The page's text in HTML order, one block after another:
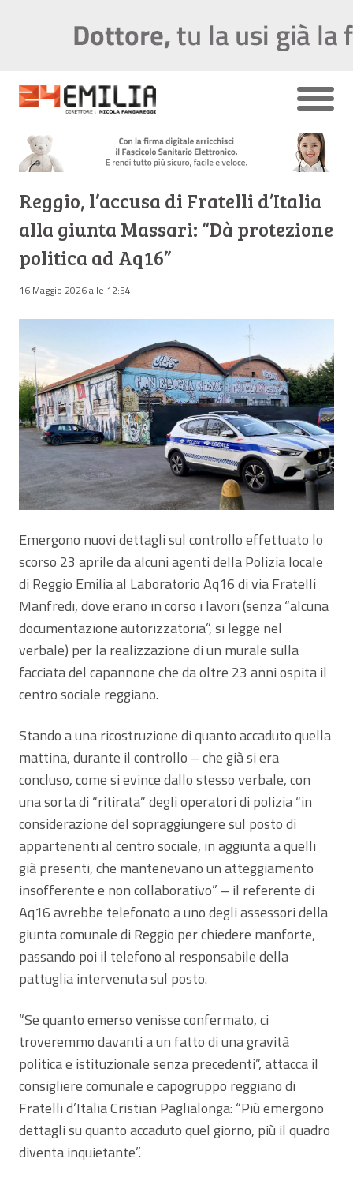
Reggio, l’accusa di Fratelli d’Italia
alla giunta Massari: “Dà protezione
politica ad Aq16”
16 Maggio 2026 alle 12:54
Emergono nuovi dettagli sul controllo effettuato lo
scorso 23 aprile da alcuni agenti della Polizia locale
di Reggio Emilia al Laboratorio Aq16 di via Fratelli
Manfredi, dove erano in corso i lavori (senza “alcuna
documentazione autorizzatoria”, si legge nel
verbale) per la realizzazione di un murale sulla
facciata del capannone che da oltre 23 anni ospita il
centro sociale reggiano.
Stando a una ricostruzione di quanto accaduto quella
mattina, durante il controllo – che già si era
concluso, come si evince dallo stesso verbale, con
una sorta di “ritirata” degli operatori di polizia “in
considerazione del sopraggiungere sul posto di
appartenenti al centro sociale, in aggiunta a quelli
già presenti, che mantenevano un atteggiamento
insofferente e non collaborativo” – il referente di
Aq16 avrebbe telefonato a uno degli assessori della
giunta comunale di Reggio per chiedere manforte,
passando poi il telefono al responsabile della
pattuglia intervenuta sul posto.
“Se quanto emerso venisse confermato, ci
troveremmo davanti a un fatto di una gravità
politica e istituzionale senza precedenti”, attacca il
consigliere comunale e capogruppo reggiano di
Fratelli d’Italia Cristian Paglialonga: “Più emergono
dettagli su quanto accaduto quel giorno, più il quadro
diventa inquietante”.